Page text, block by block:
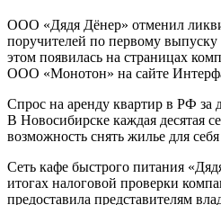
ООО «Дядя Дёнер» отменил
поручителей по первому
этом появилась на страницах
ООО «Монотон» на сайте
Спрос на аренду квартир в РФ за
В Новосибирске каждая десятая
возможность снять жилье для
Сеть кафе быстрого питания
итогах налоговой проверки
предоставила представителям